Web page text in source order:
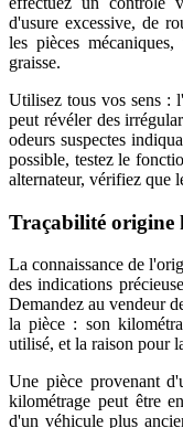
d'usure excessive, de
les pièces
graisse.
Utilisez tous vos sens :
peut révéler des
odeurs suspectes
possible, testez le
alternateur, vérifiez que
Traçabilité origine
La connaissance de
des indications
Demandez au vendeur
la pièce : son
utilisé, et la raison pour
Une pièce provenant
kilométrage peut être
d'un véhicule plus